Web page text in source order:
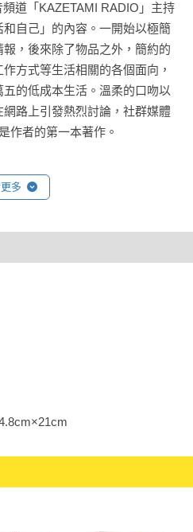
家介紹各種低成本的方法，包括
衣住、日常習慣和思維等。這
歡自己」的狀態，不斷反覆嘗
食費省了好幾萬日圓」、「我
能存到錢了」。每當看到聽眾
了「需要的知識」。
若是發現感興趣的內容，那也
識」。
活有點不同，
擔（成本）的生活方式。
工作，導致身心俱疲，把身體
加心靈和錢包負擔（成本）的
要不到台幣一萬五的減法生
，生活就會變好的錯覺……等
重擔」，過上輕鬆日子的指南
道「KAZETAMI RADIO」主持
自己」的內容。一開始以極簡
，後來除了物品之外，簡約的
方式等生活相關的各個面向，
的低成本生活。溫柔的口吻以
路上引發熱烈討論，社群媒體
作者的第一本著作。
多
/ 14.8cm×21cm